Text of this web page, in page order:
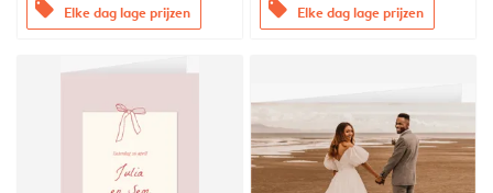
offers Elke dag lage prijzen offers Elke dag lage prijzen